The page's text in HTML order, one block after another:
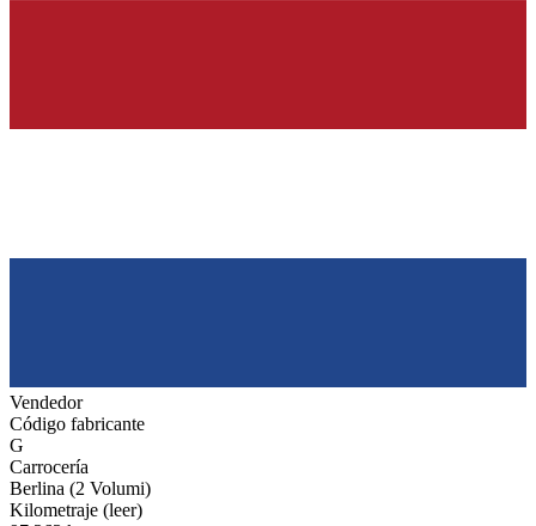
Vendedor
Código fabricante
G
Carrocería
Berlina (2 Volumi)
Kilometraje (leer)